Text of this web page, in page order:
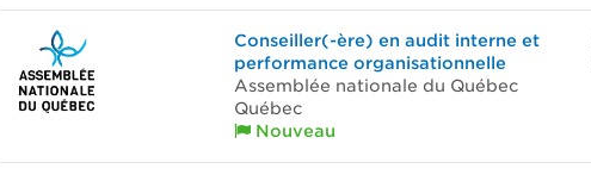
Conseiller(-ère) en audit interne et
performance organisationnelle
Assemblée nationale du Québec
Québec
Nouveau